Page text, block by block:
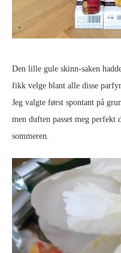
Den lille gule skinn-saken
fikk velge blant alle disse
Jeg valgte først spontant på
men duften passet meg
sommeren.